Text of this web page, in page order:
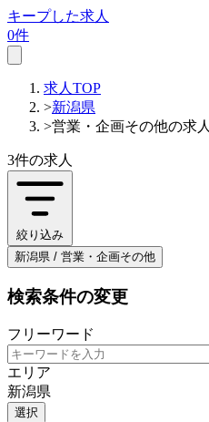
キープした求人
0件
求人TOP
>新潟県
>営業・企画その他の求人
3件の求人
絞り込み
新潟県 / 営業・企画その他
検索条件の変更
フリーワード
エリア
新潟県
選択